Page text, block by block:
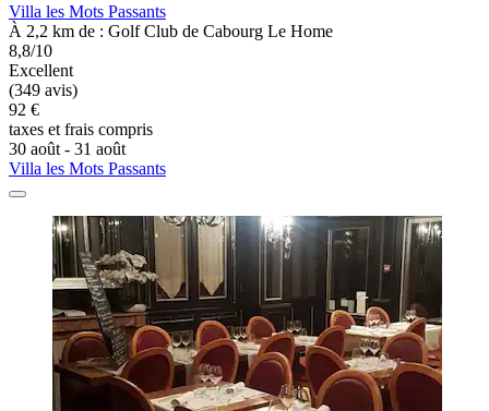
Villa les Mots Passants
À 2,2 km de : Golf Club de Cabourg Le Home
8,8/10
Excellent
(349 avis)
92 €
taxes et frais compris
30 août - 31 août
Villa les Mots Passants